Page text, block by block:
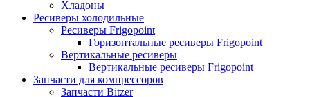
Хладоны
Ресиверы холодильные
Ресиверы Frigopoint
Горизонтальные ресиверы Frigopoint
Вертикальные ресиверы
Вертикальные ресиверы Frigopoint
Запчасти для компрессоров
Запчасти Bitzer